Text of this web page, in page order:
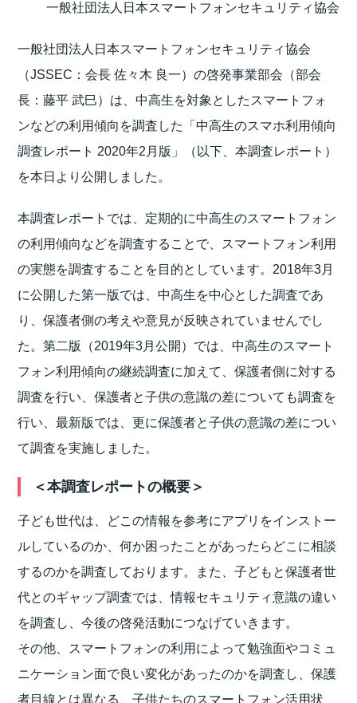
一般社団法人日本スマートフォンセキュリティ協会
一般社団法人日本スマートフォンセキュリティ協会
（JSSEC：会長 佐々木 良一）の啓発事業部会（部会
長：藤平 武巳）は、中高生を対象としたスマートフォ
ンなどの利用傾向を調査した「中高生のスマホ利用傾向
調査レポート 2020年2月版」（以下、本調査レポート）
を本日より公開しました。
本調査レポートでは、定期的に中高生のスマートフォン
の利用傾向などを調査することで、スマートフォン利用
の実態を調査することを目的としています。2018年3月
に公開した第一版では、中高生を中心とした調査であ
り、保護者側の考えや意見が反映されていませんでし
た。第二版（2019年3月公開）では、中高生のスマート
フォン利用傾向の継続調査に加えて、保護者側に対する
調査を行い、保護者と子供の意識の差についても調査を
行い、最新版では、更に保護者と子供の意識の差につい
て調査を実施しました。
＜本調査レポートの概要＞
子ども世代は、どこの情報を参考にアプリをインストー
ルしているのか、何か困ったことがあったらどこに相談
するのかを調査しております。また、子どもと保護者世
代とのギャップ調査では、情報セキュリティ意識の違い
を調査し、今後の啓発活動につなげていきます。
その他、スマートフォンの利用によって勉強面やコミュ
ニケーション面で良い変化があったのかを調査し、保護
者目線とは異なる、子供たちのスマートフォン活用状